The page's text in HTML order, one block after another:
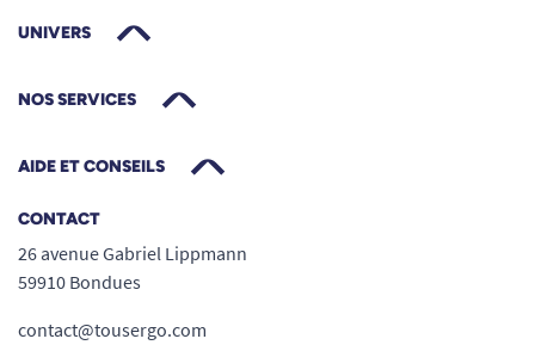
UNIVERS
NOS SERVICES
AIDE ET CONSEILS
CONTACT
26 avenue Gabriel Lippmann
59910 Bondues
contact@tousergo.com